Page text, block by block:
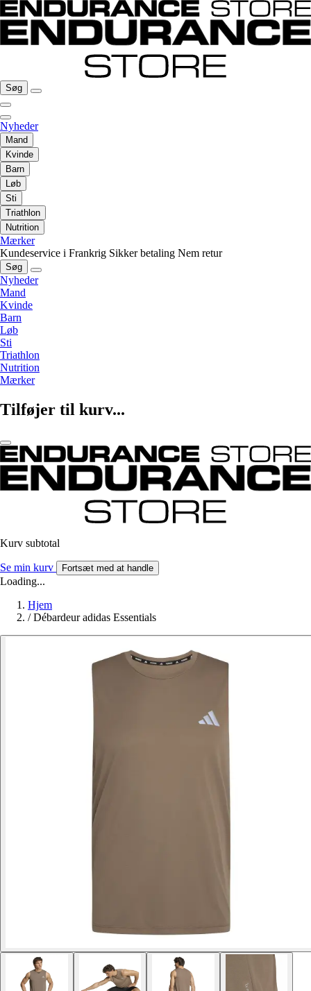
Søg
Nyheder
Mand
Kvinde
Barn
Løb
Sti
Triathlon
Nutrition
Mærker
Kundeservice i Frankrig Sikker betaling Nem retur
Søg
Nyheder
Mand
Kvinde
Barn
Løb
Sti
Triathlon
Nutrition
Mærker
Tilføjer til kurv...
Kurv subtotal
Se min kurv Fortsæt med at handle
Loading...
Hjem
/ Débardeur adidas Essentials